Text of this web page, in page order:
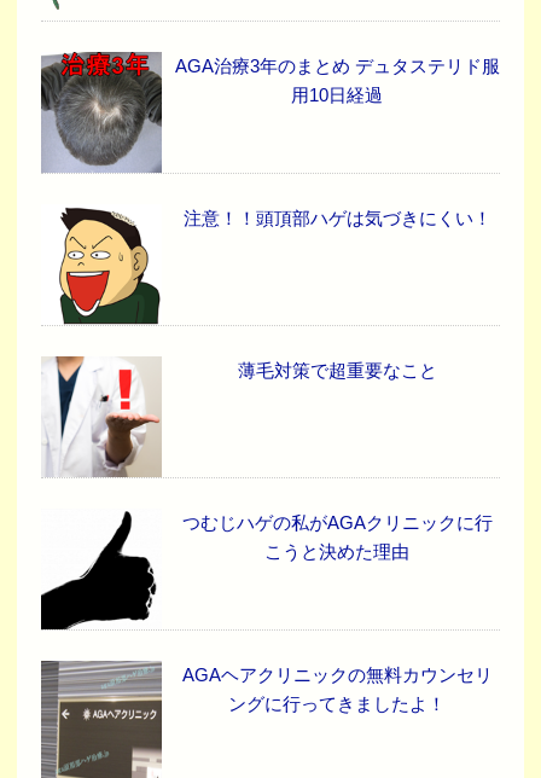
AGA治療3年のまとめ デュタステリド服
用10日経過
注意！！頭頂部ハゲは気づきにくい！
薄毛対策で超重要なこと
つむじハゲの私がAGAクリニックに行
こうと決めた理由
AGAヘアクリニックの無料カウンセリ
ングに行ってきましたよ！